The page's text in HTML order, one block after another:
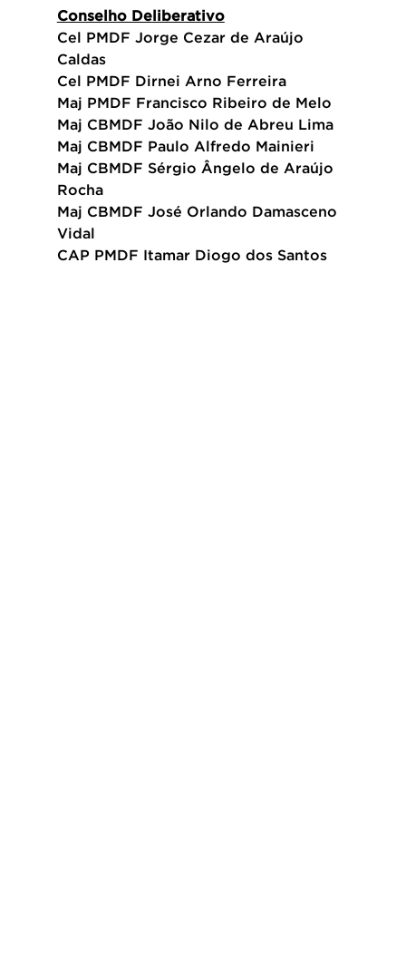
Conselho Deliberativo
Cel PMDF Jorge Cezar de Araújo
Caldas
Cel PMDF Dirnei Arno Ferreira
Maj PMDF Francisco Ribeiro de Melo
Maj CBMDF João Nilo de Abreu Lima
Maj CBMDF Paulo Alfredo Mainieri
Maj CBMDF Sérgio Ângelo de Araújo
Rocha
Maj CBMDF José Orlando Damasceno
Vidal
CAP PMDF Itamar Diogo dos Santos